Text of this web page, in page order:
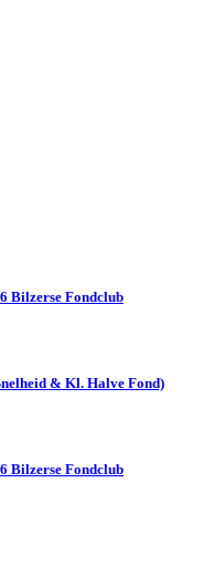
Bilzerse Fondclub
& Kl. Halve Fond)
Bilzerse Fondclub